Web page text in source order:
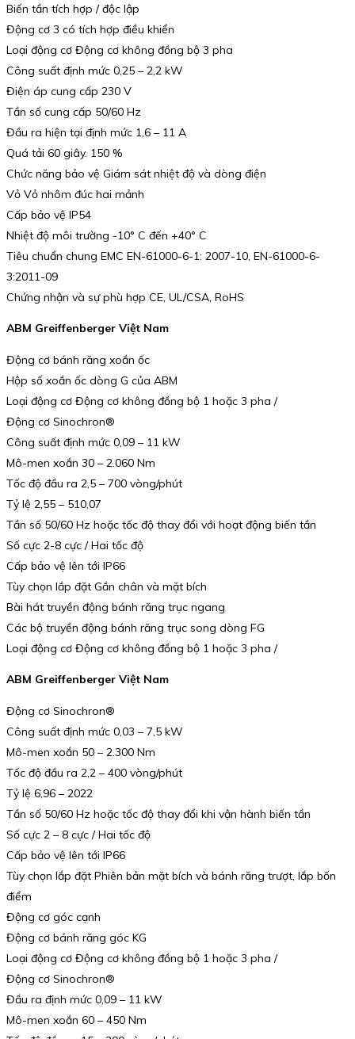
Biến tần tích hợp / độc lập
Động cơ 3 có tích hợp điều khiển
Loại động cơ Động cơ không đồng bộ 3 pha
Công suất định mức 0,25 – 2,2 kW
Điện áp cung cấp 230 V
Tần số cung cấp 50/60 Hz
Đầu ra hiện tại định mức 1,6 – 11 A
Quá tải 60 giây. 150 %
Chức năng bảo vệ Giám sát nhiệt độ và dòng điện
Vỏ Vỏ nhôm đúc hai mảnh
Cấp bảo vệ IP54
Nhiệt độ môi trường -10° C đến +40° C
Tiêu chuẩn chung EMC EN-61000-6-1: 2007-10, EN-61000-6-
3:2011-09
Chứng nhận và sự phù hợp CE, UL/CSA, RoHS
ABM Greiffenberger Việt Nam
Động cơ bánh răng xoắn ốc
Hộp số xoắn ốc dòng G của ABM
Loại động cơ Động cơ không đồng bộ 1 hoặc 3 pha /
Động cơ Sinochron®
Công suất định mức 0,09 – 11 kW
Mô-men xoắn 30 – 2.060 Nm
Tốc độ đầu ra 2,5 – 700 vòng/phút
Tỷ lệ 2,55 – 510,07
Tần số 50/60 Hz hoặc tốc độ thay đổi với hoạt động biến tần
Số cực 2-8 cực / Hai tốc độ
Cấp bảo vệ lên tới IP66
Tùy chọn lắp đặt Gắn chân và mặt bích
Bài hát truyền động bánh răng trục ngang
Các bộ truyền động bánh răng trục song dòng FG
Loại động cơ Động cơ không đồng bộ 1 hoặc 3 pha /
ABM Greiffenberger Việt Nam
Động cơ Sinochron®
Công suất định mức 0,03 – 7,5 kW
Mô-men xoắn 50 – 2.300 Nm
Tốc độ đầu ra 2,2 – 400 vòng/phút
Tỷ lệ 6,96 – 2022
Tần số 50/60 Hz hoặc tốc độ thay đổi khi vận hành biến tần
Số cực 2 – 8 cực / Hai tốc độ
Cấp bảo vệ lên tới IP66
Tùy chọn lắp đặt Phiên bản mặt bích và bánh răng trượt, lắp bốn
điểm
Động cơ góc cạnh
Động cơ bánh răng góc KG
Loại động cơ Động cơ không đồng bộ 1 hoặc 3 pha /
Động cơ Sinochron®
Đầu ra định mức 0,09 – 11 kW
Mô-men xoắn 60 – 450 Nm